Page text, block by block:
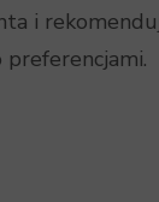
i
preferencjami.